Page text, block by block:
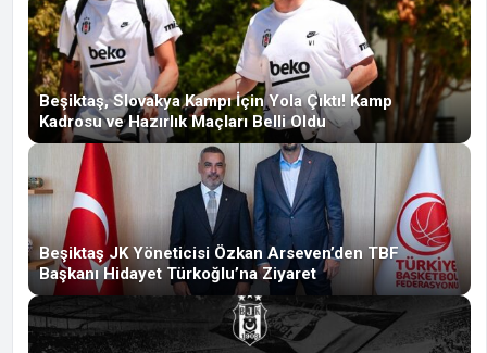
Beşiktaş, Slovakya Kampı İçin Yola Çıktı! Kamp
Kadrosu ve Hazırlık Maçları Belli Oldu
Beşiktaş JK Yöneticisi Özkan Arseven’den TBF
Başkanı Hidayet Türkoğlu’na Ziyaret